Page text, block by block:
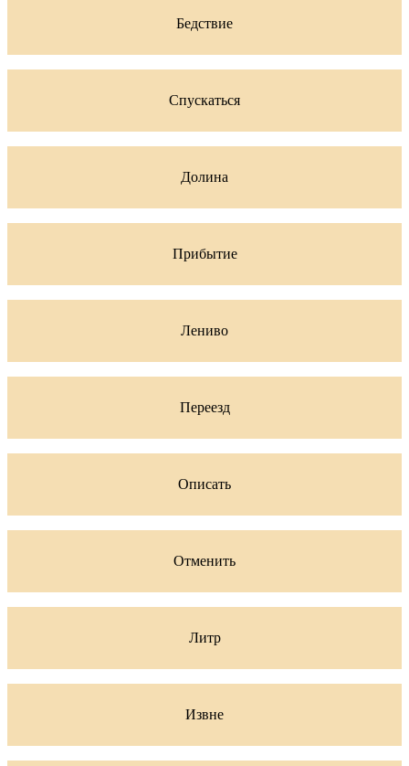
Бедствие
Спускаться
Долина
Прибытие
Лениво
Переезд
Описать
Отменить
Литр
Извне